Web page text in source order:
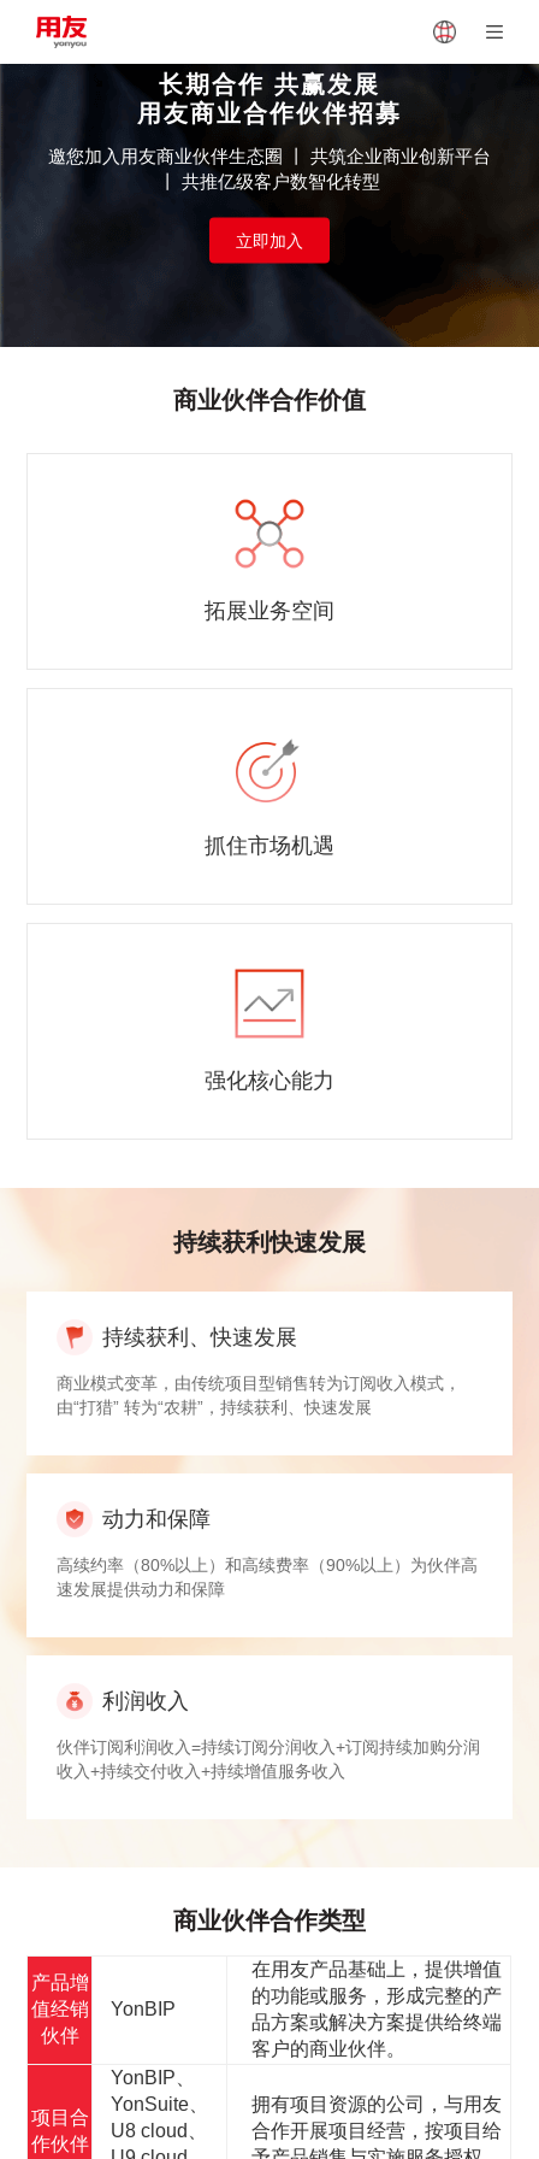
Vietnam
Malaysia
Thailand
Macau
长期合作 共赢发展
用友商业合作伙伴招募
邀您加入用友商业伙伴生态圈 丨 共筑企业商业创新平台
丨 共推亿级客户数智化转型
立即加入
商业伙伴合作价值
拓展业务空间
抓住市场机遇
强化核心能力
持续获利快速发展
持续获利、快速发展
商业模式变革，由传统项目型销售转为订阅收入模式，
由“打猎” 转为“农耕”，持续获利、快速发展
动力和保障
高续约率（80%以上）和高续费率（90%以上）为伙伴高
速发展提供动力和保障
利润收入
伙伴订阅利润收入=持续订阅分润收入+订阅持续加购分润
收入+持续交付收入+持续增值服务收入
商业伙伴合作类型
产品增
值经销
伙伴
YonBIP
在用友产品基础上，提供增值
的功能或服务，形成完整的产
品方案或解决方案提供给终端
客户的商业伙伴。
项目合
作伙伴
YonBIP、
YonSuite、
U8 cloud、
拥有项目资源的公司，与用友
合作开展项目经营，按项目给